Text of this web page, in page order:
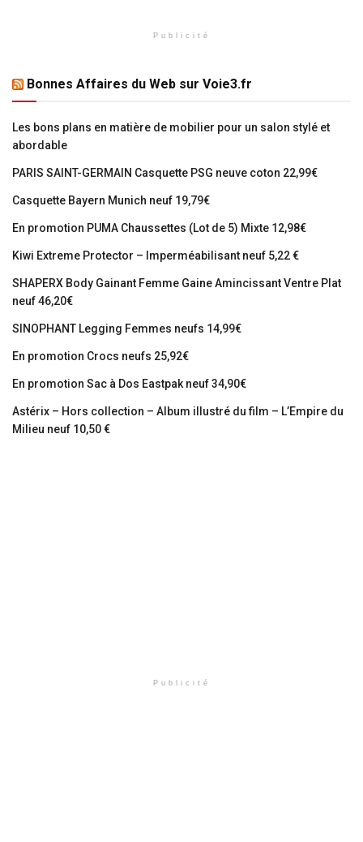
Publicité
Bonnes Affaires du Web sur Voie3.fr
Les bons plans en matière de mobilier pour un salon stylé et
abordable
PARIS SAINT-GERMAIN Casquette PSG neuve coton 22,99€
Casquette Bayern Munich neuf 19,79€
En promotion PUMA Chaussettes (Lot de 5) Mixte 12,98€
Kiwi Extreme Protector – Imperméabilisant neuf 5,22 €
SHAPERX Body Gainant Femme Gaine Amincissant Ventre Plat
neuf 46,20€
SINOPHANT Legging Femmes neufs 14,99€
En promotion Crocs neufs 25,92€
En promotion Sac à Dos Eastpak neuf 34,90€
Astérix – Hors collection – Album illustré du film – L’Empire du
Milieu neuf 10,50 €
Publicité